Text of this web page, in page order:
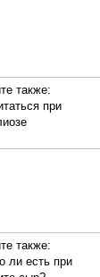
также:
при
также:
ли есть при